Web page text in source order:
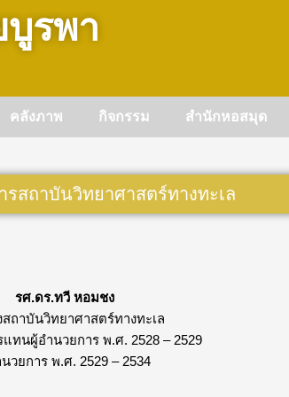
รพา
คลังภาพ กิจกรรม สำนักหอสมุด
รสถาบันวิทยาศาสตร์ทางทะเล
รศ.ดร.ทวี หอมชง
ถาบันวิทยาศาสตร์ทางทะเล
แทนผู้อำนวยการ พ.ศ. 2528 – 2529
วยการ พ.ศ. 2529 – 2534